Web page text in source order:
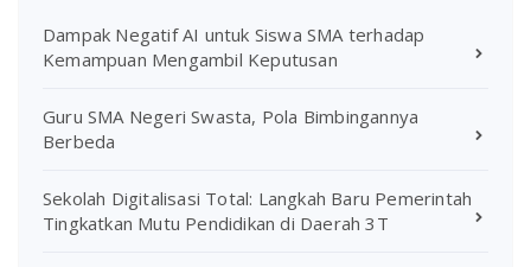
Dampak Negatif AI untuk Siswa SMA terhadap
Kemampuan Mengambil Keputusan
Guru SMA Negeri Swasta, Pola Bimbingannya
Berbeda
Sekolah Digitalisasi Total: Langkah Baru Pemerintah
Tingkatkan Mutu Pendidikan di Daerah 3T